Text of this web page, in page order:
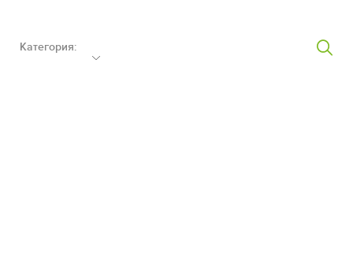
Категория: